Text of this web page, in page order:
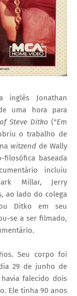
inglês Jonathan
uma hora para
Steve Ditko ("Em
o trabalho de
witzend deWally
baseada
incluiu
Millar, Jerry
ao lado do colega
Ditko em seu
se a ser filmado,
Seu corpo foi
29 de junho de
falecido dois
Ele tinha 90 anos